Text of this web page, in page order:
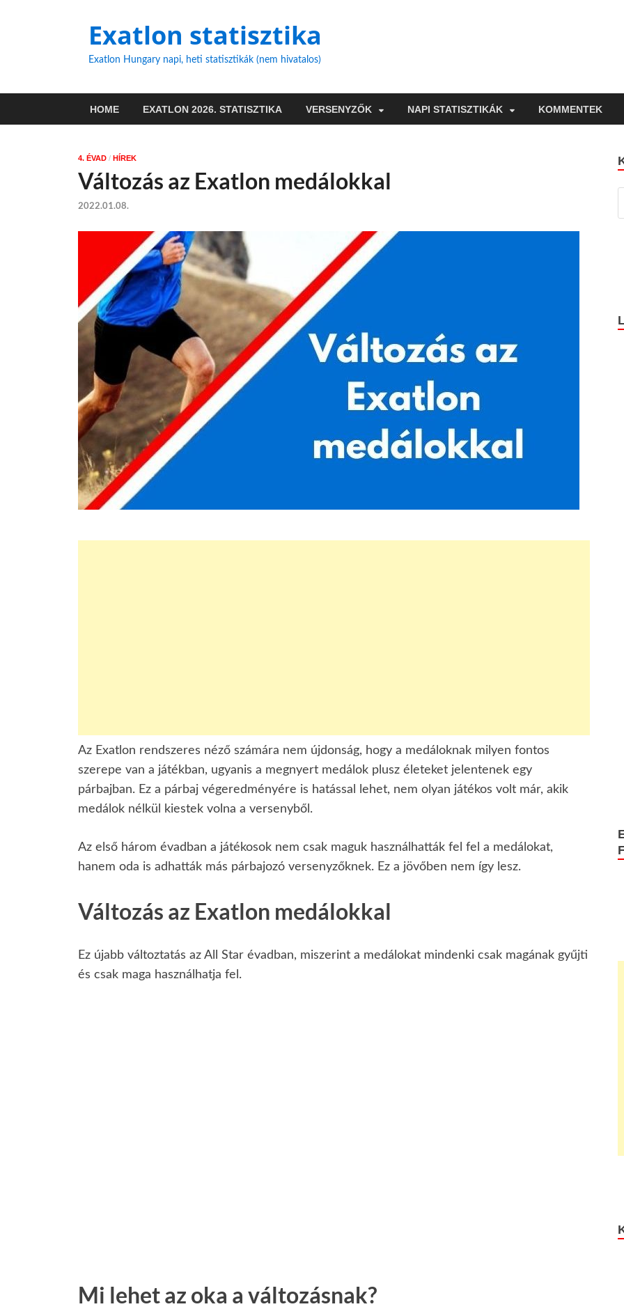
Exatlon statisztika
Exatlon Hungary napi, heti statisztikák (nem hivatalos)
HOME EXATLON 2026. STATISZTIKA VERSENYZŐK NAPI STATISZTIKÁK KOMMENTEK
4. ÉVAD / HÍREK
Változás az Exatlon medálokkal
2022.01.08.
Az Exatlon rendszeres néző számára nem újdonság, hogy a medáloknak milyen fontos
szerepe van a játékban, ugyanis a megnyert medálok plusz életeket jelentenek egy
párbajban. Ez a párbaj végeredményére is hatással lehet, nem olyan játékos volt már, akik
medálok nélkül kiestek volna a versenyből.
Az első három évadban a játékosok nem csak maguk használhatták fel fel a medálokat,
hanem oda is adhatták más párbajozó versenyzőknek. Ez a jövőben nem így lesz.
Változás az Exatlon medálokkal
Ez újabb változtatás az All Star évadban, miszerint a medálokat mindenki csak magának gyűjti
és csak maga használhatja fel.
Mi lehet az oka a változásnak?